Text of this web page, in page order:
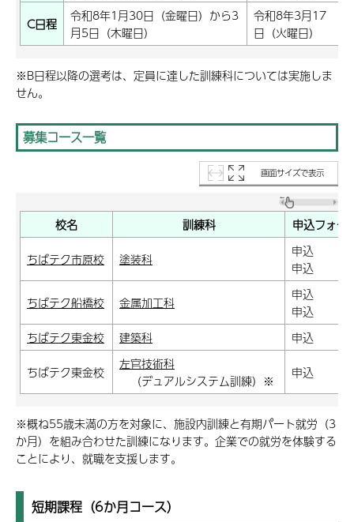
C日程
令和8年1月30日（金曜日）から3
月5日（木曜日）
令和8年3月17
日（火曜日）
※B日程以降の選考は、定員に達した訓練科については実施しま
せん。
募集コース一覧
画面サイズで表示
校名 訓練科
申込フォー
ちばテク市原校
塗装科
申込
申込
ちばテク船橋校
金属加工科
申込
申込
ちばテク東金校
建築科
申込
ちばテク東金校
左官技術科
（デュアルシステム訓練）※
申込
※概ね55歳未満の方を対象に、施設内訓練と有期パート就労（3
か月）を組み合わせた訓練になります。企業での就労を体験する
ことにより、就職を支援します。
短期課程（6か月コース）